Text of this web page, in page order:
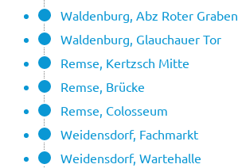
Waldenburg, Abz Roter Graben
Waldenburg, Glauchauer Tor
Remse, Kertzsch Mitte
Remse, Brücke
Remse, Colosseum
Weidensdorf, Fachmarkt
Weidensdorf, Wartehalle